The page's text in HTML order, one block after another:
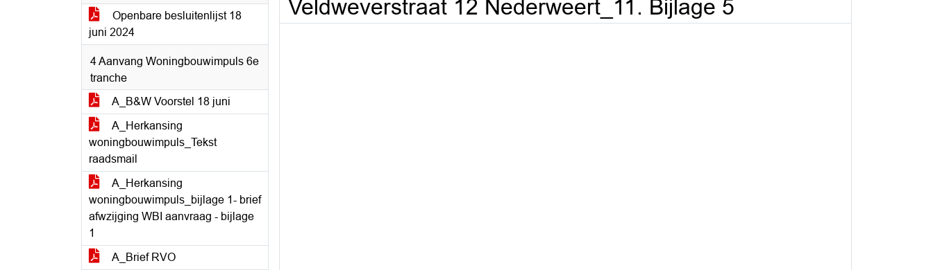
Openbare besluitenlijst 18
juni 2024
4 Aanvang Woningbouwimpuls 6e
tranche
A_B&W Voorstel 18 juni
A_Herkansing
woningbouwimpuls_Tekst
raadsmail
A_Herkansing
woningbouwimpuls_bijlage 1- brief
afwzijging WBI aanvraag - bijlage
1
A_Brief RVO
Veldweverstraat 12 Nederweert_11. Bijlage 5